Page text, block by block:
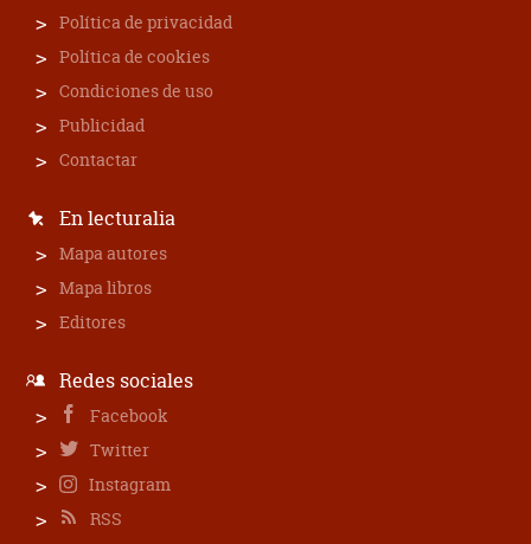
Política de privacidad
Política de cookies
Condiciones de uso
Publicidad
Contactar
En lecturalia
Mapa autores
Mapa libros
Editores
Redes sociales
Facebook
Twitter
Instagram
RSS